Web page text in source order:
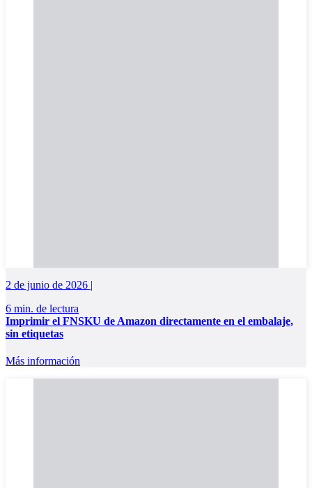
2 de junio de 2026 |
6 min. de lectura
Imprimir el FNSKU de Amazon directamente en el embalaje,
sin etiquetas
Más información